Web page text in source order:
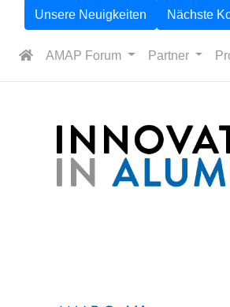
Unsere Neuigkeiten Nächste
AMAP Forum Partner